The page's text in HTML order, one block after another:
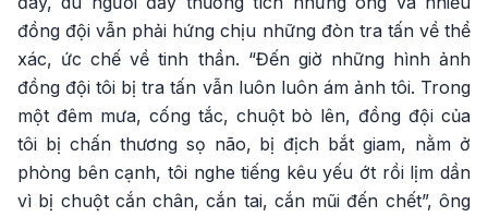
đồng đội vẫn phải hứng chịu những đòn tra tấn về thể
xác, ức chế về tinh thần. “Đến giờ những hình ảnh
đồng đội tôi bị tra tấn vẫn luôn luôn ám ảnh tôi. Trong
một đêm mưa, cống tắc, chuột bò lên, đồng đội của
tôi bị chấn thương sọ não, bị địch bắt giam, nằm ở
phòng bên cạnh, tôi nghe tiếng kêu yếu ớt rồi lịm dần
vì bị chuột cắn chân, cắn tai, cắn mũi đến chết”, ông